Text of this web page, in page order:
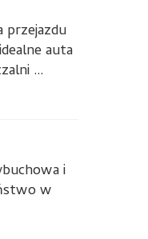
przejazdu
auta
…
i
w